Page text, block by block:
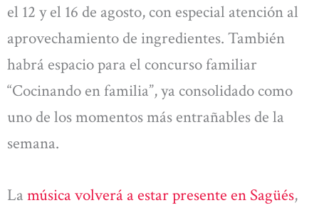
el 12 y el 16 de agosto, con especial atención al
aprovechamiento de ingredientes. También
habrá espacio para el concurso familiar
“Cocinando en familia”, ya consolidado como
uno de los momentos más entrañables de la
semana.
La música volverá a estar presente en Sagüés,